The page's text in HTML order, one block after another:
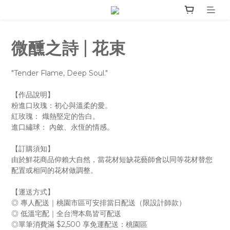
微醺之詩 | 花束
"Tender Flame, Deep Soul."
【作品說明】
粉進口玫瑰：初心與溫柔的愛。
紅玫瑰： 熾熱堅定的告白。
進口繡球： 內斂、永恆的情感。
【訂購須知】
由於鮮花商品仰賴大自然，當花材短缺花藝師會以同等花材替您
配置或相同的花材做調整。
【運送方式】
◎ 專人配送｜桃園市區可安排當日配送（限設計師款）
◎ 低溫宅配｜全台灣本島皆可配送
◎單筆消費滿 $2,500 享免運配送：桃園區